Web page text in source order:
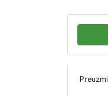
Preuzmi